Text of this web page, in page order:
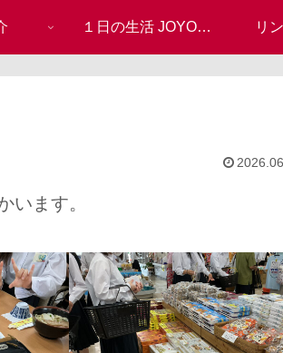
１日の生活 JOYO
JOURNAL
リ
います。